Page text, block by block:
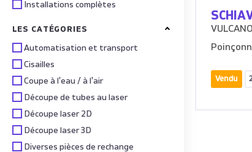
Installations complètes
LES CATÉGORIES
Automatisation et transport
Cisailles
Coupe à l'eau / à l'air
Découpe de tubes au laser
Découpe laser 2D
Découpe laser 3D
Diverses pièces de rechange
Vendu